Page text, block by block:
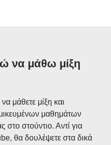
να μάθω μίξη
μάθετε μίξη και
μαθημάτων
στο στούντιο. Αντί για
θα δουλέψετε στα δικά